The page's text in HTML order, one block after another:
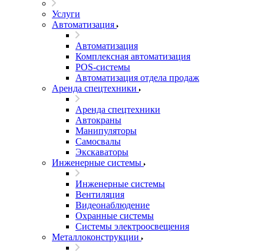
Услуги
Автоматизация
Автоматизация
Комплексная автоматизация
POS-системы
Автоматизация отдела продаж
Аренда спецтехники
Аренда спецтехники
Автокраны
Манипуляторы
Самосвалы
Экскаваторы
Инженерные системы
Инженерные системы
Вентиляция
Видеонаблюдение
Охранные системы
Системы электроосвещения
Металлоконструкции